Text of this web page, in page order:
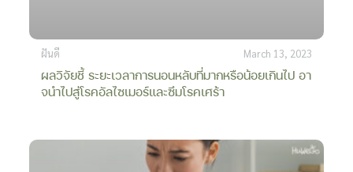
ฝันดี
ผลวิจัยชี้ ระยะเวลาการนอนหลับที่มากหรือน้อยเกินไป อา
จนำไปสู่โรคอัลไซเมอร์และซึมโรคเศร้า
March 13, 2023